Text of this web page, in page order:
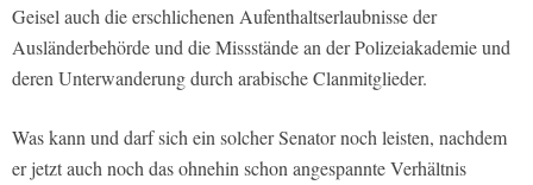
Geisel auch die erschlichenen Aufenthaltserlaubnisse der
Ausländerbehörde und die Missstände an der Polizeiakademie und
deren Unterwanderung durch arabische Clanmitglieder.
Was kann und darf sich ein solcher Senator noch leisten, nachdem
er jetzt auch noch das ohnehin schon angespannte Verhältnis